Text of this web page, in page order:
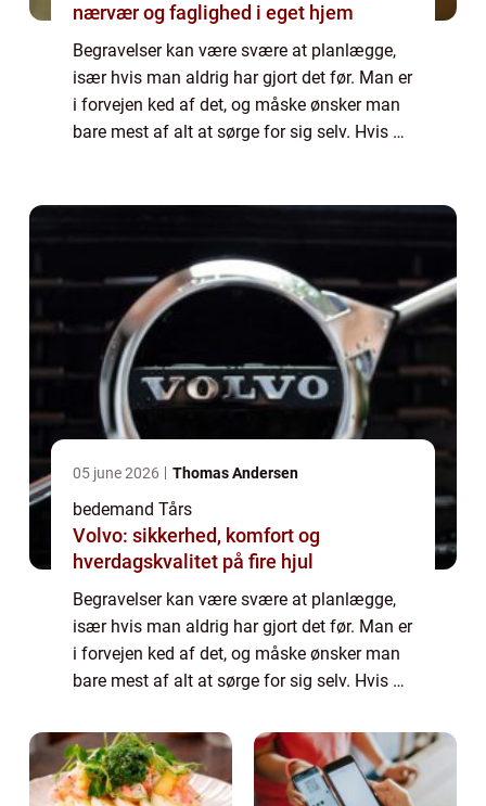
nærvær og faglighed i eget hjem
Begravelser kan være svære at planlægge,
især hvis man aldrig har gjort det før. Man er
i forvejen ked af det, og måske ønsker man
bare mest af alt at sørge for sig selv. Hvis du
05 june 2026 Thomas Andersen
bedemand Tårs
Volvo: sikkerhed, komfort og
hverdagskvalitet på fire hjul
Begravelser kan være svære at planlægge,
især hvis man aldrig har gjort det før. Man er
i forvejen ked af det, og måske ønsker man
bare mest af alt at sørge for sig selv. Hvis du
kommer igennem planlægnin...